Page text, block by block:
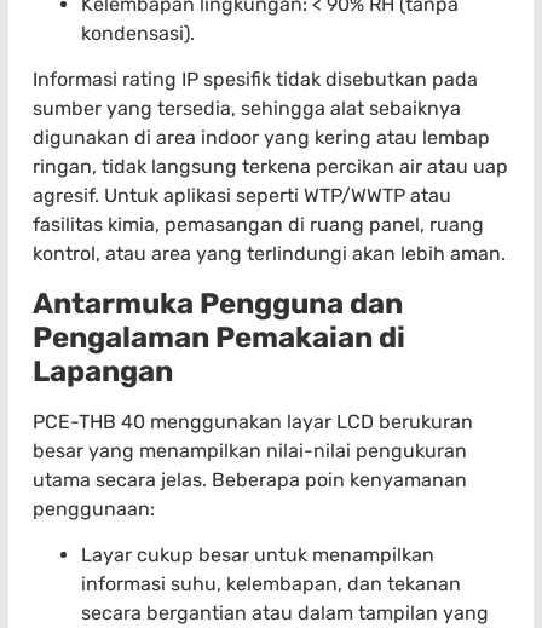
kondensasi).
Informasi rating IP spesifik tidak disebutkan pada
sumber yang tersedia, sehingga alat sebaiknya
digunakan di area indoor yang kering atau lembap
ringan, tidak langsung terkena percikan air atau uap
agresif. Untuk aplikasi seperti WTP/WWTP atau
fasilitas kimia, pemasangan di ruang panel, ruang
kontrol, atau area yang terlindungi akan lebih aman.
Antarmuka Pengguna dan
Pengalaman Pemakaian di
Lapangan
PCE-THB 40 menggunakan layar LCD berukuran
besar yang menampilkan nilai-nilai pengukuran
utama secara jelas. Beberapa poin kenyamanan
penggunaan:
Layar cukup besar untuk menampilkan
informasi suhu, kelembapan, dan tekanan
secara bergantian atau dalam tampilan yang